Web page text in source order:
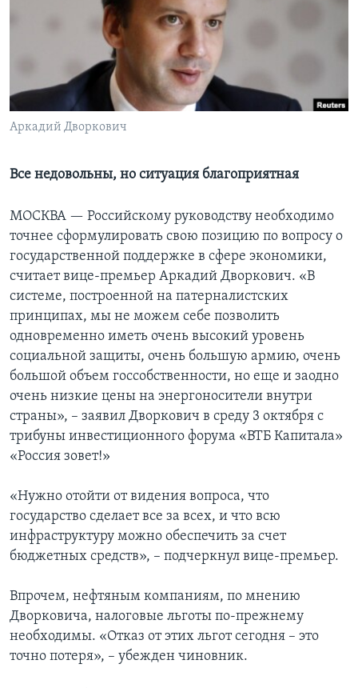
Learning English
СОЦИАЛЬНЫЕ СЕТИ
Аркадий Дворкович
Все недовольны, но ситуация благоприятная
МОСКВА — Российскому руководству необходимо
точнее сформулировать свою позицию по вопросу о
государственной поддержке в сфере экономики,
считает вице-премьер Аркадий Дворкович. «В
системе, построенной на патерналистских
принципах, мы не можем себе позволить
одновременно иметь очень высокий уровень
социальной защиты, очень большую армию, очень
большой объем госсобственности, но еще и заодно
очень низкие цены на энергоносители внутри
страны», – заявил Дворкович в среду 3 октября с
трибуны инвестиционного форума «ВТБ Капитала»
«Россия зовет!»
«Нужно отойти от видения вопроса, что
государство сделает все за всех, и что всю
инфраструктуру можно обеспечить за счет
бюджетных средств», – подчеркнул вице-премьер.
Впрочем, нефтяным компаниям, по мнению
Дворковича, налоговые льготы по-прежнему
необходимы. «Отказ от этих льгот сегодня – это
точно потеря», – убежден чиновник.